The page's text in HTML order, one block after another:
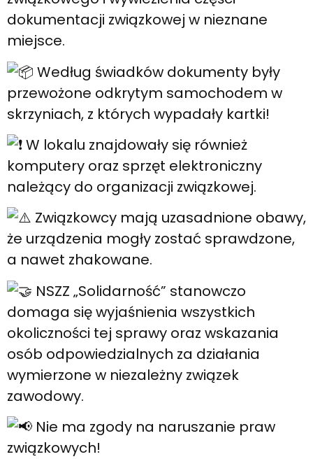
dokumentacji związkowej w nieznane
miejsce.
Według świadków dokumenty były
przewożone odkrytym samochodem w
skrzyniach, z których wypadały kartki!
W lokalu znajdowały się również
komputery oraz sprzęt elektroniczny
należący do organizacji związkowej.
Związkowcy mają uzasadnione obawy,
że urządzenia mogły zostać sprawdzone,
a nawet zhakowane.
NSZZ „Solidarność” stanowczo
domaga się wyjaśnienia wszystkich
okoliczności tej sprawy oraz wskazania
osób odpowiedzialnych za działania
wymierzone w niezależny związek
zawodowy.
Nie ma zgody na naruszanie praw
związkowych!